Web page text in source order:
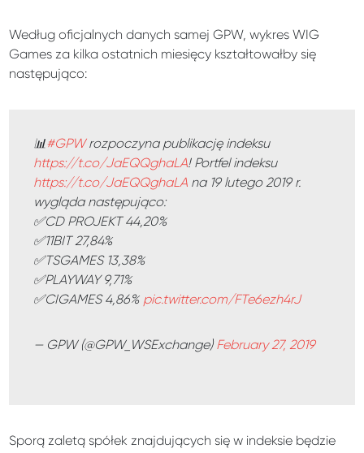
Według oficjalnych danych samej GPW, wykres WIG
Games za kilka ostatnich miesięcy kształtowałby się
następująco:
📊#GPWrozpoczyna publikację indeksu
https://t.co/JaEQQghaLA! Portfel indeksu
https://t.co/JaEQQghaLA na 19 lutego 2019 r.
wygląda następująco:
✅CD PROJEKT 44,20%
✅11BIT 27,84%
✅TSGAMES 13,38%
✅PLAYWAY 9,71%
✅CIGAMES 4,86% pic.twitter.com/FTe6ezh4rJ
— GPW (@GPW_WSExchange) February 27, 2019
Sporą zaletą spółek znajdujących się w indeksie będzie